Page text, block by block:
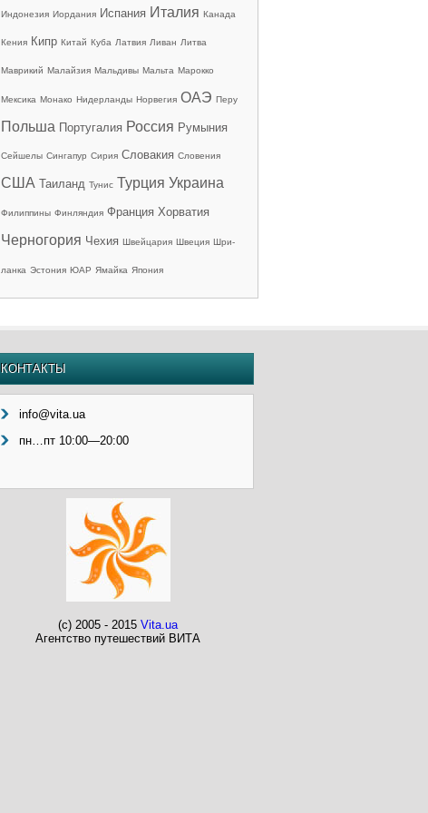
Индонезия Иордания Испания Италия Канада
Кения Кипр Китай Куба Латвия Ливан Литва
Маврикий Малайзия Мальдивы Мальта Марокко
Мексика Монако Нидерланды Норвегия ОАЭ Перу
Польша Португалия Россия Румыния
Сейшелы Сингапур Сирия Словакия Словения
США Таиланд Тунис Турция Украина
Филиппины Финляндия Франция Хорватия
Черногория Чехия Швейцария Швеция Шри-
ланка Эстония ЮАР Ямайка Япония
КОНТАКТЫ
info@vita.ua
пн…пт 10:00—20:00
(c) 2005 - 2015 Vita.ua
Агентство путешествий ВИТА